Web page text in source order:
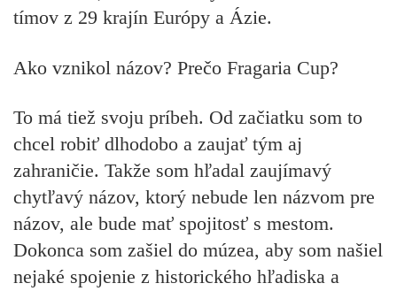
tímov z 29 krajín Európy a Ázie.
Ako vznikol názov? Prečo Fragaria Cup?
To má tiež svoju príbeh. Od začiatku som to
chcel robiť dlhodobo a zaujať tým aj
zahraničie. Takže som hľadal zaujímavý
chytľavý názov, ktorý nebude len názvom pre
názov, ale bude mať spojitosť s mestom.
Dokonca som zašiel do múzea, aby som našiel
nejaké spojenie z historického hľadiska a